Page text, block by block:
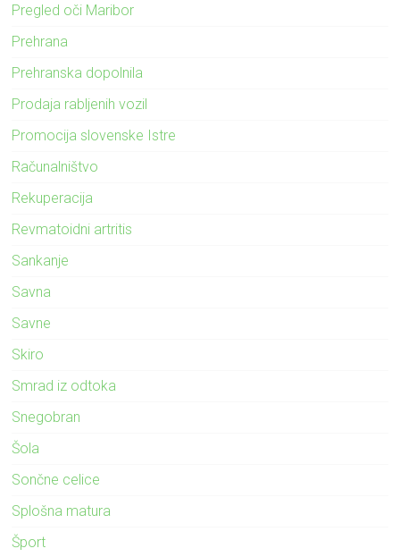
Pregled oči Maribor
Prehrana
Prehranska dopolnila
Prodaja rabljenih vozil
Promocija slovenske Istre
Računalništvo
Rekuperacija
Revmatoidni artritis
Sankanje
Savna
Savne
Skiro
Smrad iz odtoka
Snegobran
Šola
Sončne celice
Splošna matura
Šport